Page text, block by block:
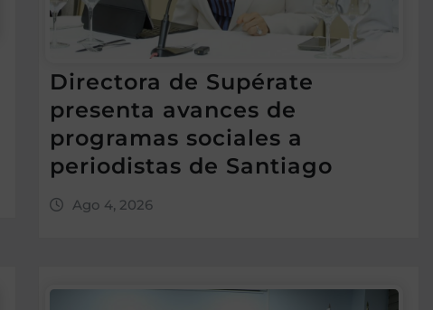
Directora de Supérate
presenta avances de
programas sociales a
periodistas de Santiago
Ago 4, 2026